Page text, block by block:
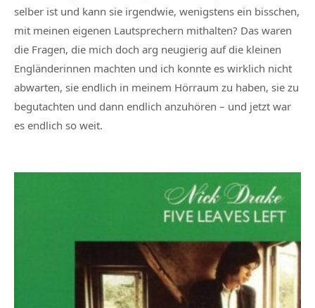
selber ist und kann sie irgendwie, wenigstens ein bisschen,
mit meinen eigenen Lautsprechern mithalten? Das waren
die Fragen, die mich doch arg neugierig auf die kleinen
Engländerinnen machten und ich konnte es wirklich nicht
abwarten, sie endlich in meinem Hörraum zu haben, sie zu
begutachten und dann endlich anzuhören – und jetzt war
es endlich so weit.